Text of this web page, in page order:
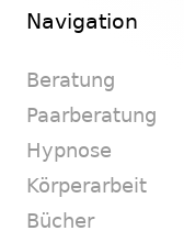
Navigation
Beratung
Paarberatung
Hypnose
Körperarbeit
Bücher